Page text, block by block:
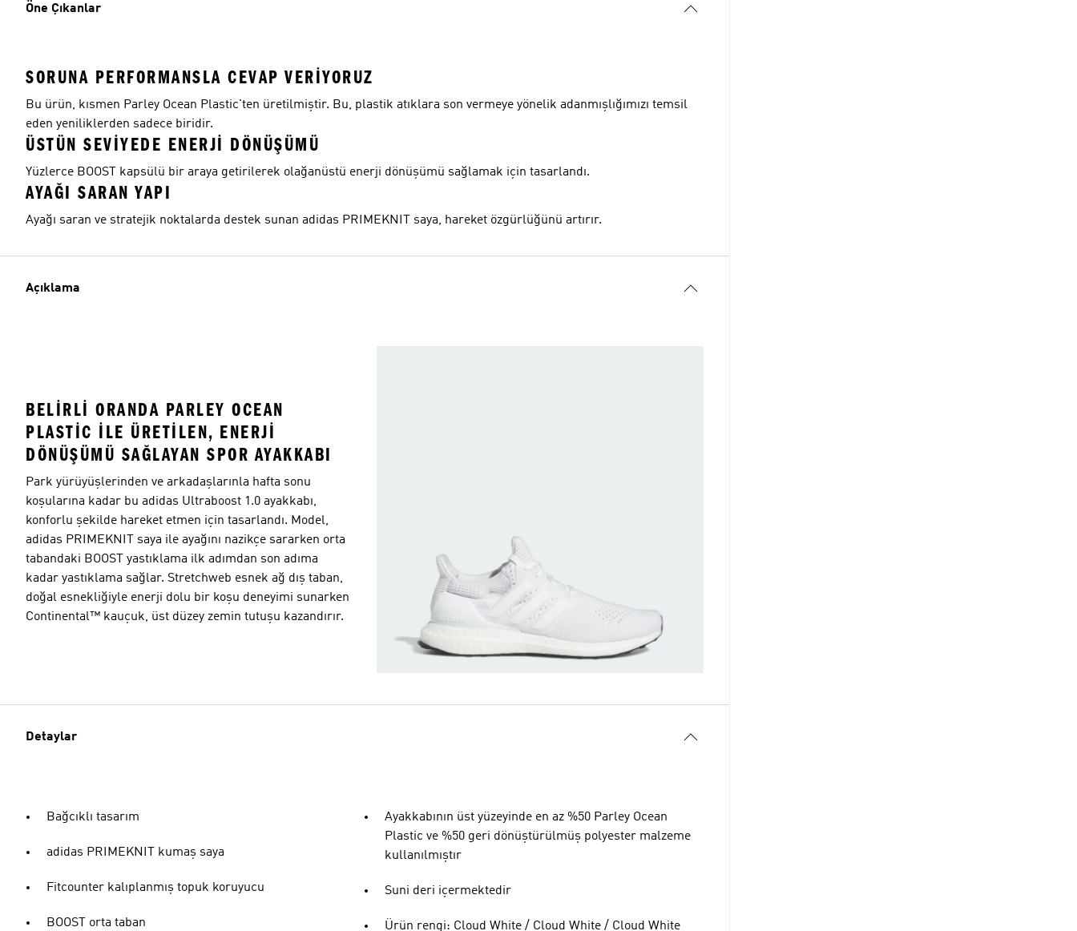
Öne Çıkanlar
SORUNA PERFORMANSLA CEVAP VERIYORUZ
Bu ürün, kısmen Parley Ocean Plastic'ten üretilmiştir. Bu, plastik atıklara son vermeye yönelik adanmışlığımızı temsil
eden yeniliklerden sadece biridir.
ÜSTÜN SEVIYEDE ENERJI DÖNÜŞÜMÜ
Yüzlerce BOOST kapsülü bir araya getirilerek olağanüstü enerji dönüşümü sağlamak için tasarlandı.
AYAĞI SARAN YAPI
Ayağı saran ve stratejik noktalarda destek sunan adidas PRIMEKNIT saya, hareket özgürlüğünü artırır.
Açıklama
BELIRLI ORANDA PARLEY OCEAN
PLASTIC ILE ÜRETILEN, ENERJI
DÖNÜŞÜMÜ SAĞLAYAN SPOR AYAKKABI
Park yürüyüşlerinden ve arkadaşlarınla hafta sonu
koşularına kadar bu adidas Ultraboost 1.0 ayakkabı,
konforlu şekilde hareket etmen için tasarlandı. Model,
adidas PRIMEKNIT saya ile ayağını nazikçe sararken orta
tabandaki BOOST yastıklama ilk adımdan son adıma
kadar yastıklama sağlar. Stretchweb esnek ağ dış taban,
doğal esnekliğiyle enerji dolu bir koşu deneyimi sunarken
Continental™ kauçuk, üst düzey zemin tutuşu kazandırır.
Detaylar
Bağcıklı tasarım
adidas PRIMEKNIT kumaş saya
Fitcounter kalıplanmış topuk koruyucu
BOOST orta taban
Ayakkabının üst yüzeyinde en az %50 Parley Ocean
Plastic ve %50 geri dönüştürülmüş polyester malzeme
kullanılmıştır
Suni deri içermektedir
Ürün rengi: Cloud White / Cloud White / Cloud White